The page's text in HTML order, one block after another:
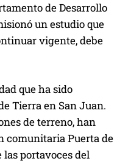
de Desarrollo
un estudio que
vigente, debe
que ha sido
Tierra en San Juan.
de terreno, han
comunitaria Puerta de
las portavoces del